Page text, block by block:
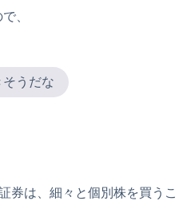
、
そうだな
券は、細々と個別株を買うこ